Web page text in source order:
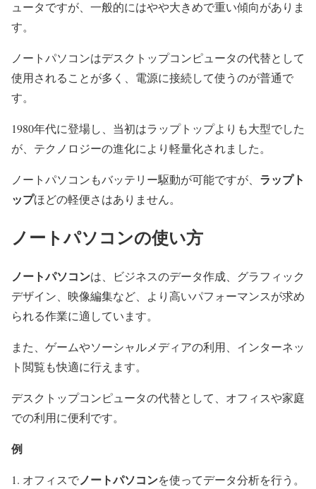
ュータですが、一般的にはやや大きめで重い傾向がありま
す。
ノートパソコンはデスクトップコンピュータの代替として
使用されることが多く、電源に接続して使うのが普通で
す。
1980年代に登場し、当初はラップトップよりも大型でした
が、テクノロジーの進化により軽量化されました。
ノートパソコンもバッテリー駆動が可能ですが、 ラップト
ップほどの軽便さはありません。
ノートパソコンの使い方
ノートパソコンは、ビジネスのデータ作成、グラフィック
デザイン、映像編集など、より高いパフォーマンスが求め
られる作業に適しています。
また、ゲームやソーシャルメディアの利用、インターネッ
ト閲覧も快適に行えます。
デスクトップコンピュータの代替として、オフィスや家庭
での利用に便利です。
例
オフィスでノートパソコンを使ってデータ分析を行う。